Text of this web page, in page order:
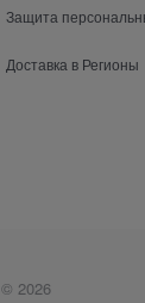
Защита
Доставка в Регионы
© 2026